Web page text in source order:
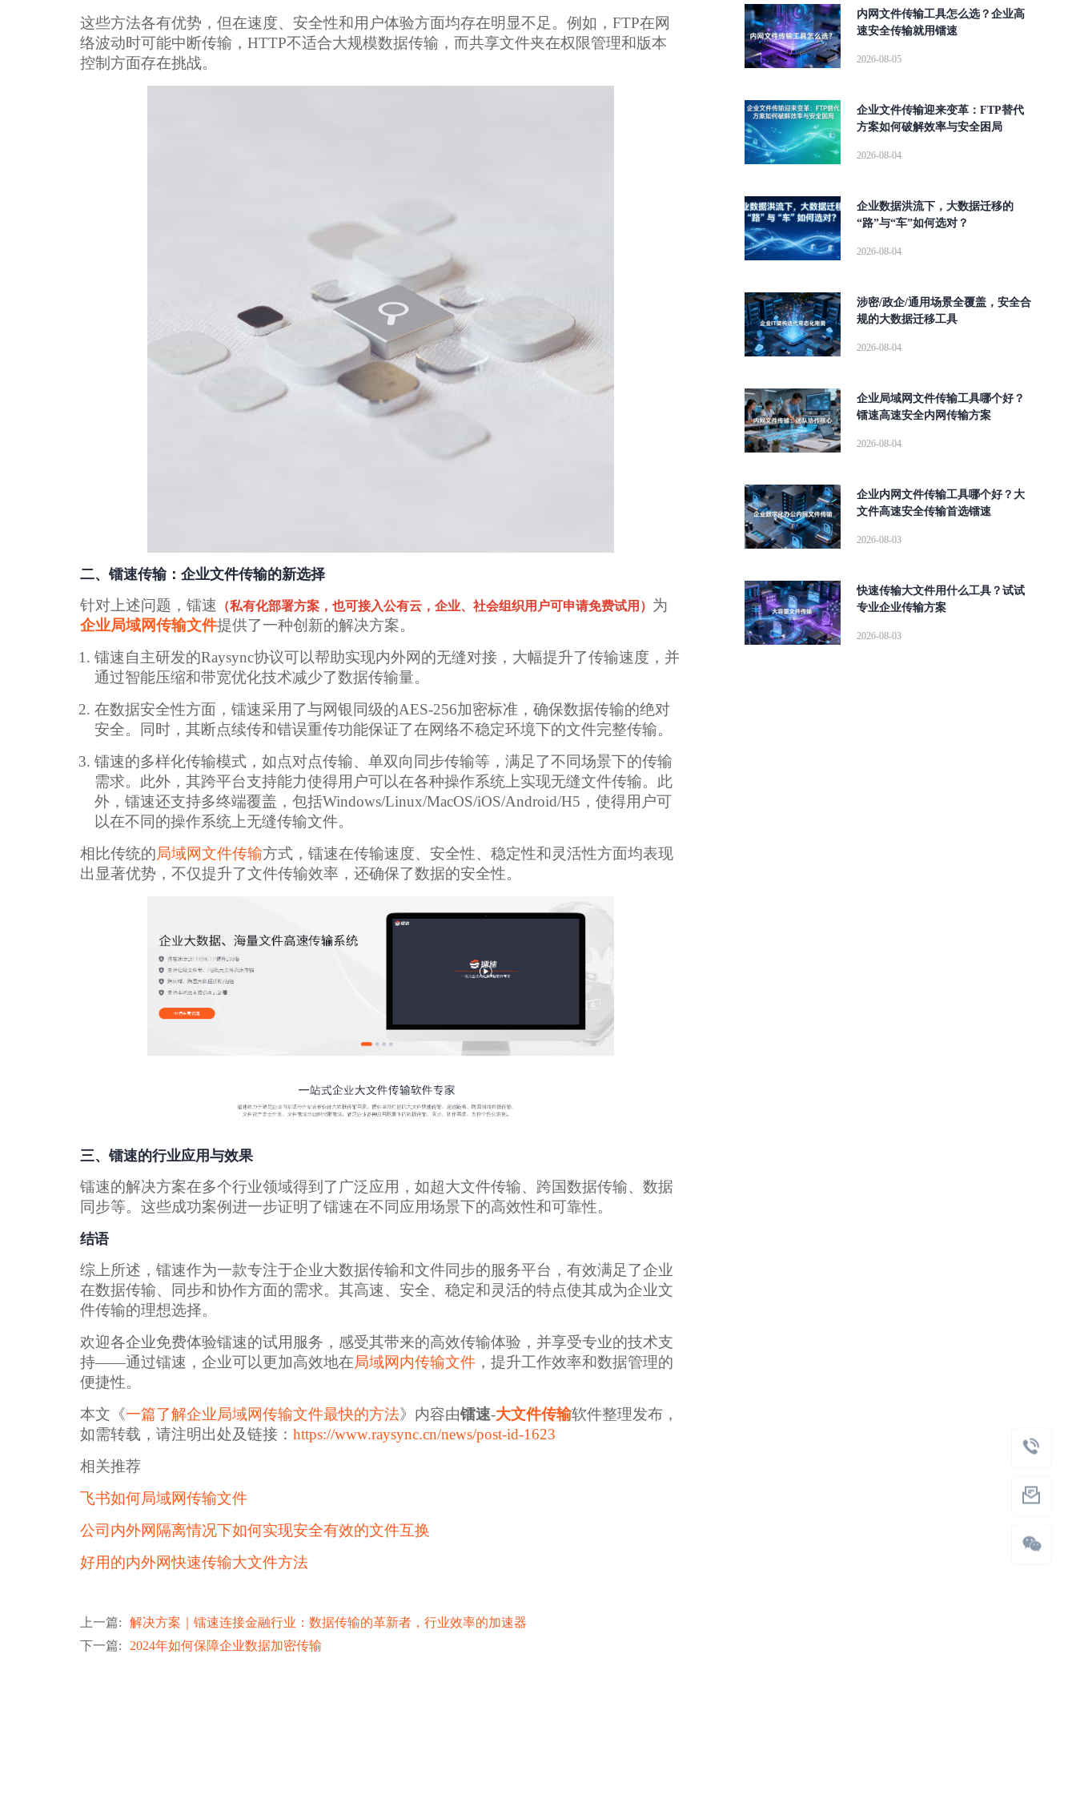
这些方法各有优势，但在速度、安全性和用户体验方面均存在明显不足。例如，FTP在网
络波动时可能中断传输，HTTP不适合大规模数据传输，而共享文件夹在权限管理和版本
控制方面存在挑战。
二、镭速传输：企业文件传输的新选择
针对上述问题，镭速 （私有化部署方案，也可接入公有云，企业、社会组织用户可申请免费试用） 为
企业局域网传输文件提供了一种创新的解决方案。
镭速自主研发的Raysync协议可以帮助实现内外网的无缝对接，大幅提升了传输速度，并
通过智能压缩和带宽优化技术减少了数据传输量。
在数据安全性方面，镭速采用了与网银同级的AES-256加密标准，确保数据传输的绝对
安全。同时，其断点续传和错误重传功能保证了在网络不稳定环境下的文件完整传输。
镭速的多样化传输模式，如点对点传输、单双向同步传输等，满足了不同场景下的传输
需求。此外，其跨平台支持能力使得用户可以在各种操作系统上实现无缝文件传输。此
外，镭速还支持多终端覆盖，包括Windows/Linux/MacOS/iOS/Android/H5，使得用户可
以在不同的操作系统上无缝传输文件。
相比传统的局域网文件传输方式，镭速在传输速度、安全性、稳定性和灵活性方面均表现
出显著优势，不仅提升了文件传输效率，还确保了数据的安全性。
三、镭速的行业应用与效果
镭速的解决方案在多个行业领域得到了广泛应用，如超大文件传输、跨国数据传输、数据
同步等。这些成功案例进一步证明了镭速在不同应用场景下的高效性和可靠性。
结语
综上所述，镭速作为一款专注于企业大数据传输和文件同步的服务平台，有效满足了企业
在数据传输、同步和协作方面的需求。其高速、安全、稳定和灵活的特点使其成为企业文
件传输的理想选择。
欢迎各企业免费体验镭速的试用服务，感受其带来的高效传输体验，并享受专业的技术支
持——通过镭速，企业可以更加高效地在局域网内传输文件 ，提升工作效率和数据管理的
便捷性。
本文《一篇了解企业局域网传输文件最快的方法》内容由镭速-大文件传输软件整理发布，
如需转载，请注明出处及链接： https://www.raysync.cn/news/post-id-1623
相关推荐
飞书如何局域网传输文件
公司内外网隔离情况下如何实现安全有效的文件互换
好用的内外网快速传输大文件方法
上一篇:
解决方案｜镭速连接金融行业：数据传输的革新者，行业效率的加速器
下一篇: 2024年如何保障企业数据加密传输
行传输
| Serv-U替代 Aspera | 爱数文档替代方案
内网文件传输工具怎么选？企业高
速安全传输就用镭速
2026-08-05
企业文件传输迎来变革：FTP替代
方案如何破解效率与安全困局
2026-08-04
企业数据洪流下，大数据迁移的
“路”与“车”如何选对？
2026-08-04
涉密/政企/通用场景全覆盖，安全合
规的大数据迁移工具
2026-08-04
企业局域网文件传输工具哪个好？
镭速高速安全内网传输方案
2026-08-04
企业内网文件传输工具哪个好？大
文件高速安全传输首选镭速
2026-08-03
快速传输大文件用什么工具？试试
专业企业传输方案
2026-08-03